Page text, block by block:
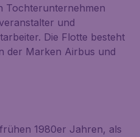
Tochterunternehmen
und
Die Flotte besteht
der Marken Airbus und
1980er Jahren, als